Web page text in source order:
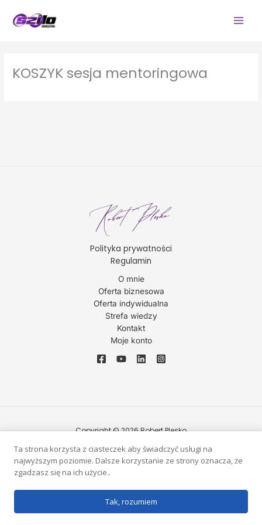
treści
KOSZYK sesja mentoringowa
Polityka prywatności
Regulamin
O mnie
Oferta biznesowa
Oferta indywidualna
Strefa wiedzy
Kontakt
Moje konto
Copyright © 2026 Robert Plesko
Realizacja strony Agnieszka W Kośla
Ta strona korzysta z ciasteczek aby świadczyć usługi na
najwyższym poziomie. Dalsze korzystanie ze strony oznacza, że
zgadzasz się na ich użycie..
Tak, rozumiem